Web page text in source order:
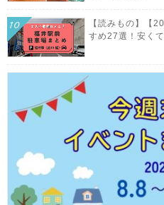
【読みもの】【
すめ27選！安く